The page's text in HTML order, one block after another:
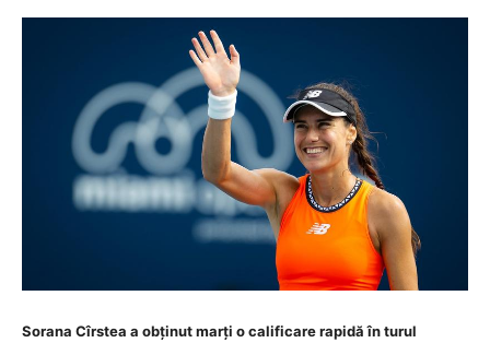
Sorana Cîrstea a obținut marți o calificare rapidă în turul